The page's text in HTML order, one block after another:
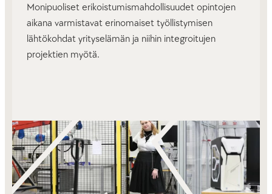
Monipuoliset erikoistumismahdollisuudet opintojen
aikana varmistavat erinomaiset työllistymisen
lähtökohdat yrityselämän ja niihin integroitujen
projektien myötä.